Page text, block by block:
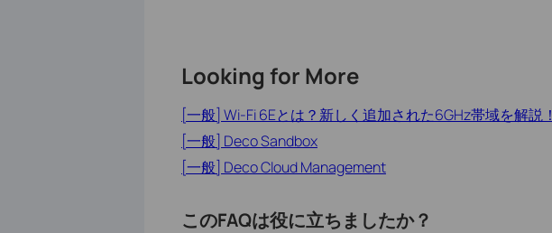
Looking for More
[一般] Wi-Fi 6Eとは？新しく追加された6GHz帯域を解説！
[一般] Deco Sandbox
[一般] Deco Cloud Management
このFAQは役に立ちましたか？